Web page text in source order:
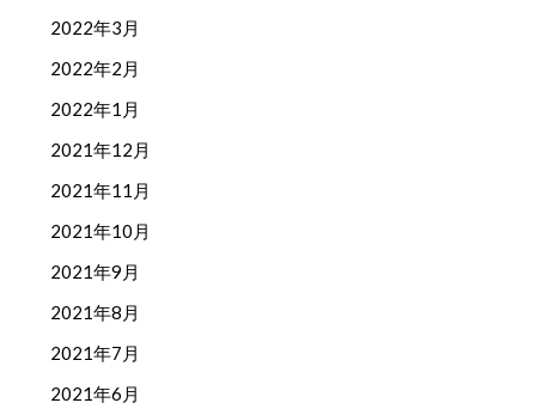
2022年3月
2022年2月
2022年1月
2021年12月
2021年11月
2021年10月
2021年9月
2021年8月
2021年7月
2021年6月